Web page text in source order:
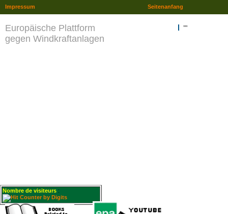
Europäische Plattform
gegen Windkraftanlagen
""
Nombre de visiteurs :
Seitenanfang
Impressum